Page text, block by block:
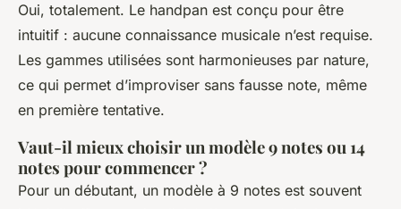
Oui, totalement. Le handpan est conçu pour être
intuitif : aucune connaissance musicale n’est requise.
Les gammes utilisées sont harmonieuses par nature,
ce qui permet d’improviser sans fausse note, même
en première tentative.
Vaut-il mieux choisir un modèle 9 notes ou 14
notes pour commencer ?
Pour un débutant, un modèle à 9 notes est souvent